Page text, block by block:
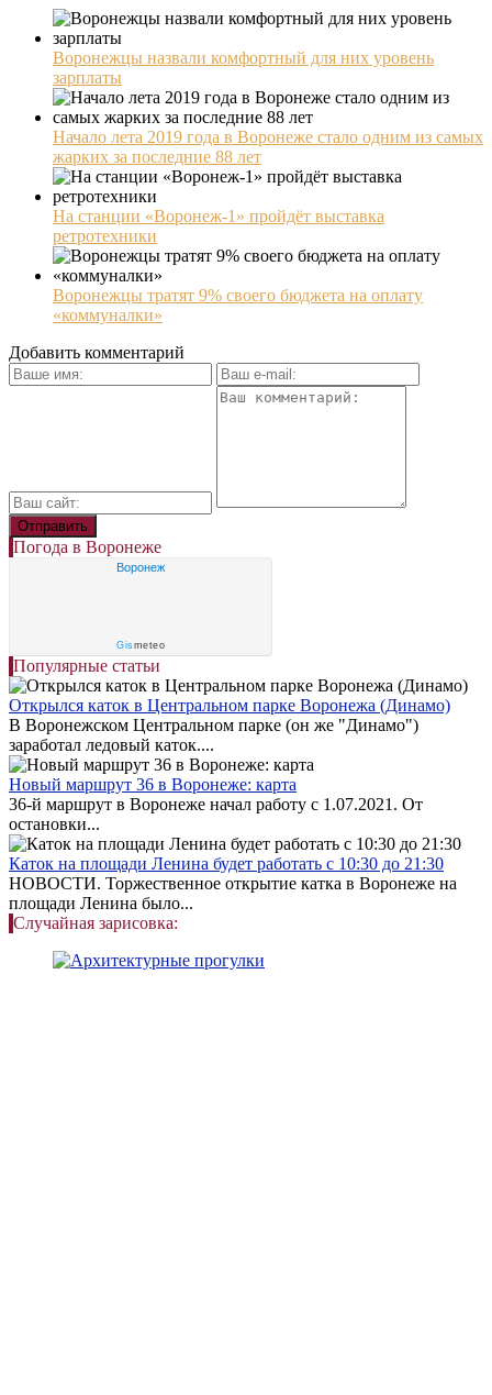
Воронежцы назвали комфортный для них уровень
зарплаты
Начало лета 2019 года в Воронеже стало одним из самых
жарких за последние 88 лет
На станции «Воронеж-1» пройдёт выставка
ретротехники
Воронежцы тратят 9% своего бюджета на оплату
«коммуналки»
Добавить комментарий
Погода в Воронеже
Воронеж
Gismeteo
Популярные статьи
Открылся каток в Центральном парке Воронежа (Динамо)
В Воронежском Центральном парке (он же "Динамо")
заработал ледовый каток....
Новый маршрут 36 в Воронеже: карта
36-й маршрут в Воронеже начал работу с 1.07.2021. От
остановки...
Каток на площади Ленина будет работать с 10:30 до 21:30
НОВОСТИ. Торжественное открытие катка в Воронеже на
площади Ленина было...
Случайная зарисовка: